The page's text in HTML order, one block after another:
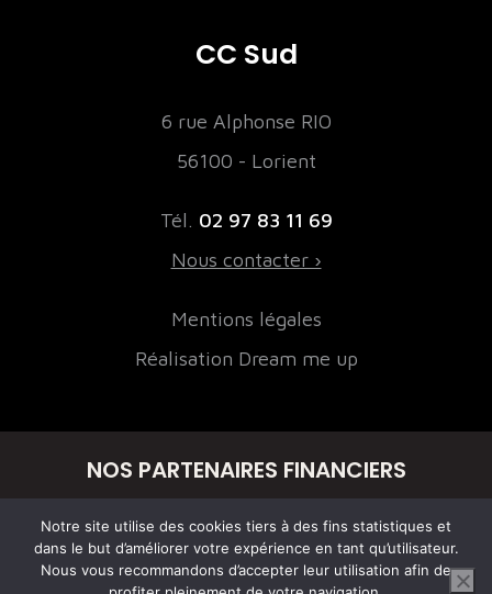
CC Sud
6 rue Alphonse RIO
56100 - Lorient
Tél. 02 97 83 11 69
Nous contacter ›
Mentions légales
Réalisation Dream me up
NOS PARTENAIRES FINANCIERS
Notre site utilise des cookies tiers à des fins statistiques et
dans le but d’améliorer votre expérience en tant qu’utilisateur.
Nous vous recommandons d’accepter leur utilisation afin de